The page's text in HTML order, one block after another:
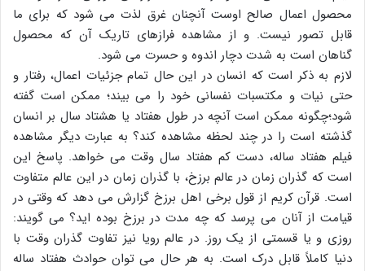
محصول اعمال صالح اوست آنچنان غرق لذت می شود که برای ما
قابل تصور نیست. و از مشاهده فرازهای تاریک آن که محصول
گناهان است به شدت دچار اندوه و حسرت می شود.
لازم به ذکر است که انسان در این حال تمام جزئیات اعمال، رفتار و
حتی نیات و مکتسبات نفسانی خود را می بیند؛ ممکن است گفته
شود؛چگونه ممکن است آنچه در طول هفتاد یا هشتاد سال بر انسان
گذشته است را در چند لحظه مشاهده کند؟ به عبارت دیگر مشاهده
فیلم هفتاد ساله، دست کم هفتاد سال وقت می خواهد. پاسخ این
است که گذران زمان در عالم برزخ، با گذران زمان در این عالم متفاوت
است. قرآن کریم از قول برخی اهل برزخ گزارش می دهد که وقتی در
قیامت از آنان می پرسد که چه مدت در برزخ بوده اید؟ می گویند:
روزی و یا قسمتی از یک روز. در عالم رویا نیز تفاوت گذران وقت با
دنیا کاملاً قابل درک است. به هر حال می توان حوادث هفتاد ساله